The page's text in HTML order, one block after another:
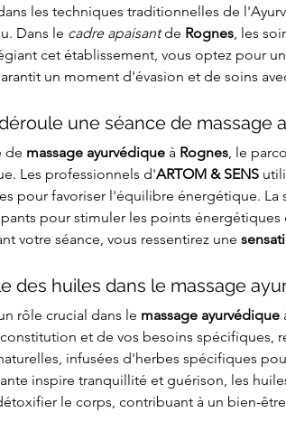
les techniques traditionnelles de
Dans le cadre apaisant de Rognes, les
cet établissement, vous optez pour
un moment d'évasion et de soins
une séance de massage
de massage ayurvédique à Rognes, le
Les professionnels d'ARTOM & SENS
pour favoriser l'équilibre énergétique. La
pour stimuler les points
votre séance, vous ressentirez une
des huiles dans le massage
rôle crucial dans le massage ayurvédique
et de vos besoins spécifiques,
infusées d'herbes spécifiques
inspire tranquillité et guérison, les
le corps, contribuant à un bien-